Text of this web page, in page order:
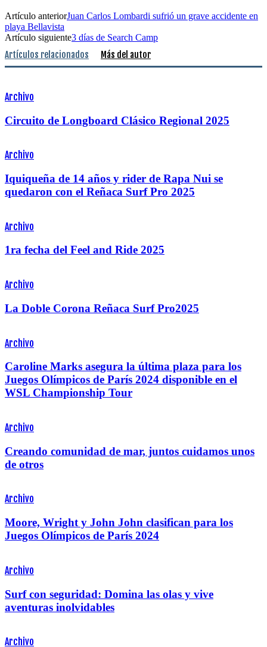
Artículo anteriorJuan Carlos Lombardi sufrió un grave accidente en
playa Bellavista
Artículo siguiente3 días de Search Camp
Artículos relacionados Más del autor
Archivo
Circuito de Longboard Clásico Regional 2025
Archivo
Iquiqueña de 14 años y rider de Rapa Nui se
quedaron con el Reñaca Surf Pro 2025
Archivo
1ra fecha del Feel and Ride 2025
Archivo
La Doble Corona Reñaca Surf Pro2025
Archivo
Caroline Marks asegura la última plaza para los
Juegos Olímpicos de París 2024 disponible en el
WSL Championship Tour
Archivo
Creando comunidad de mar, juntos cuidamos unos
de otros
Archivo
Moore, Wright y John John clasifican para los
Juegos Olímpicos de París 2024
Archivo
Surf con seguridad: Domina las olas y vive
aventuras inolvidables
Archivo